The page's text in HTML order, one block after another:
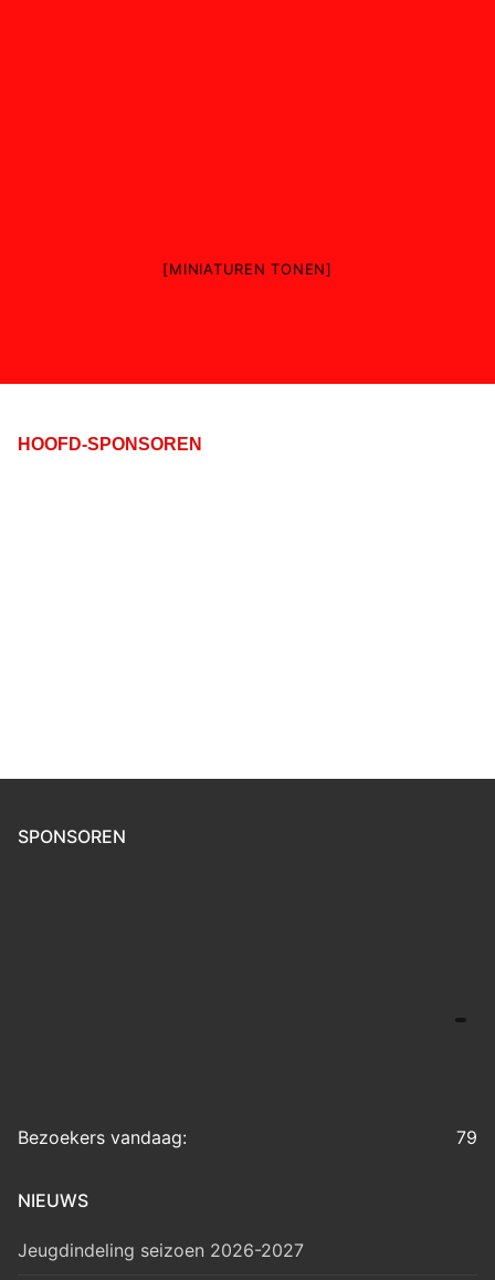
[MINIATUREN TONEN]
HOOFD-SPONSOREN
SPONSOREN
79
Bezoekers vandaag:
NIEUWS
Jeugdindeling seizoen 2026-2027